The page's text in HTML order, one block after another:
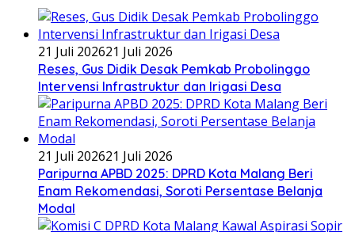
21 Juli 202621 Juli 2026
Reses, Gus Didik Desak Pemkab Probolinggo
Intervensi Infrastruktur dan Irigasi Desa
21 Juli 202621 Juli 2026
Paripurna APBD 2025: DPRD Kota Malang Beri
Enam Rekomendasi, Soroti Persentase Belanja
Modal